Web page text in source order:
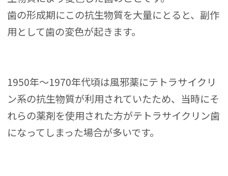
歯の形成期にこの抗生物質を大量にとると、副作
用として歯の変色が起きます。
1950年〜1970年代頃は風邪薬にテトラサイクリ
ン系の抗生物質が利用されていたため、当時にそ
れらの薬剤を使用された方がテトラサイクリン歯
になってしまった場合が多いです。